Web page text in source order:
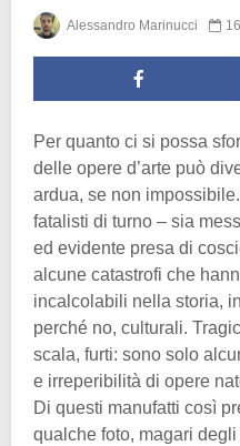
Alessandro Marinucci
Per quanto ci si possa
delle opere d’arte può
ardua, se non
fatalisti di turno – sia
ed evidente presa di
alcune catastrofi che
incalcolabili nella storia,
perché no, culturali.
scala, furti: sono solo
e irreperibilità di opere
Di questi manufatti così
qualche foto, magari